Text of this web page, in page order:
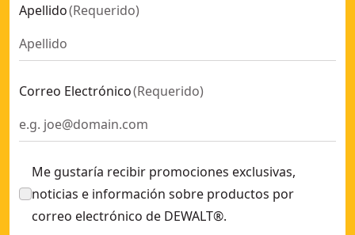
Apellido(Requerido)
Correo Electrónico(Requerido)
Me gustaría recibir promociones exclusivas,
noticias e información sobre productos por
correo electrónico de DEWALT®.